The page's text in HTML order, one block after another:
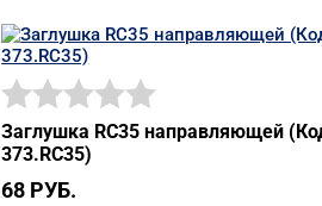
Заглушка RC35 направляющей
373.RC35)
68 РУБ.